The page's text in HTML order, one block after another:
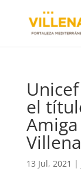
el
Villena
13 Jul, 2021 |